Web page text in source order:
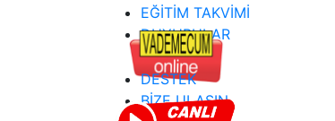
EĞİTİM TAKVİMİ
DUYURULAR
DESTEK
BİZE ULAŞIN